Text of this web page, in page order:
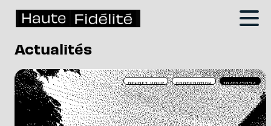
Actualités
RENDEZ-VOUS COOPERATION 19/01/2024